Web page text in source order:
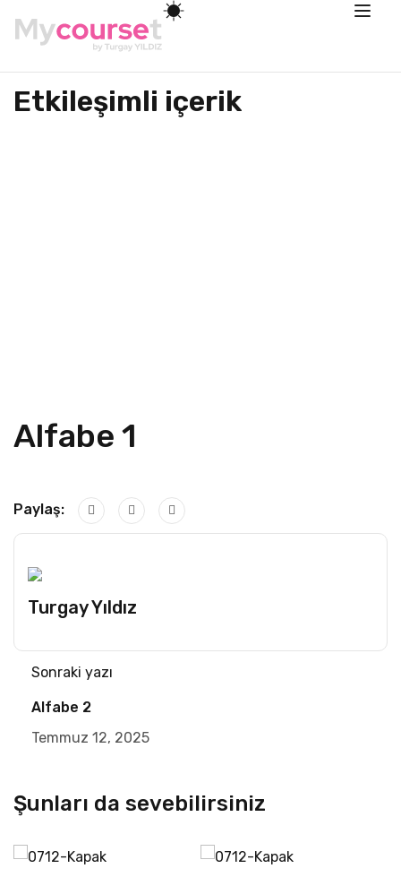
Etkileşimli içerik
Alfabe 1
Paylaş:
Turgay Yıldız
Sonraki yazı
Alfabe 2
Temmuz 12, 2025
Şunları da sevebilirsiniz